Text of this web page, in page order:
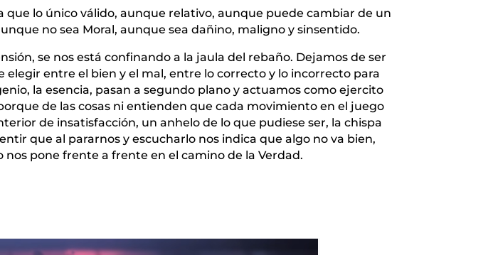
que lo único válido, aunque relativo, aunque puede cambiar de un
no sea Moral, aunque sea dañino, maligno y sinsentido.
se nos está confinando a la jaula del rebaño. Dejamos de ser
elegir entre el bien y el mal, entre lo correcto y lo incorrecto para
la esencia, pasan a segundo plano y actuamos como ejercito
de las cosas ni entienden que cada movimiento en el juego
de insatisfacción, un anhelo de lo que pudiese ser, la chispa
que al pararnos y escucharlo nos indica que algo no va bien,
pone frente a frente en el camino de la Verdad.